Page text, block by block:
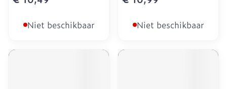
Niet beschikbaar Niet beschikbaar